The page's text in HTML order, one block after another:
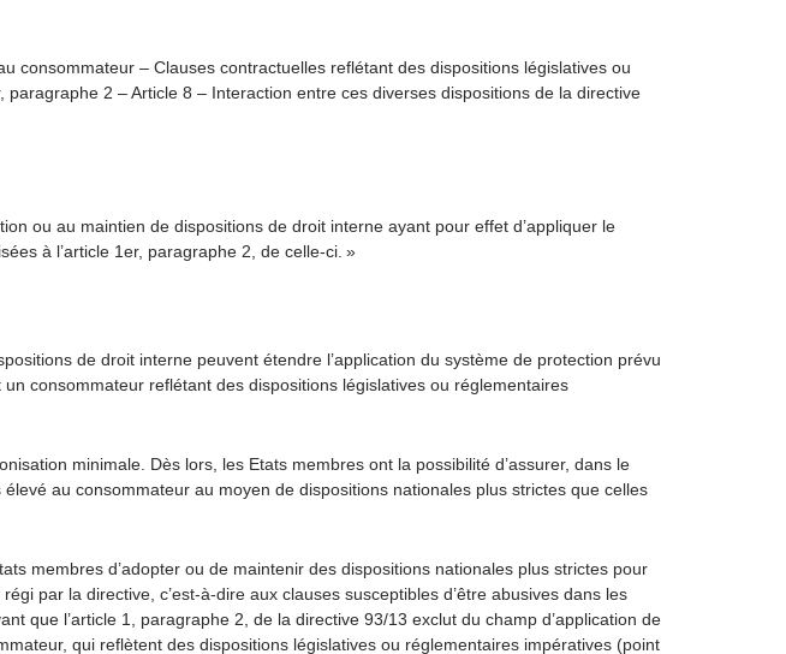
consommateur – Clauses contractuelles reflétant des dispositions législatives ou
, paragraphe 2 – Article 8 – Interaction entre ces diverses dispositions de la directive
ou au maintien de dispositions de droit interne ayant pour effet d’appliquer le
à l’article 1er, paragraphe 2, de celle-ci. »
de droit interne peuvent étendre l’application du système de protection prévu
consommateur reflétant des dispositions législatives ou réglementaires
minimale. Dès lors, les Etats membres ont la possibilité d’assurer, dans le
au consommateur au moyen de dispositions nationales plus strictes que celles
membres d’adopter ou de maintenir des dispositions nationales plus strictes pour
par la directive, c’est-à-dire aux clauses susceptibles d’être abusives dans les
que l’article 1, paragraphe 2, de la directive 93/13 exclut du champ d’application de
qui reflètent des dispositions législatives ou réglementaires impératives (point